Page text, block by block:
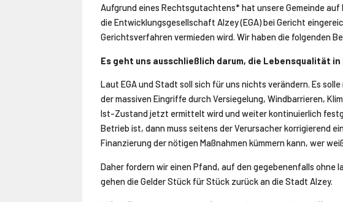
Aufgrund eines Rechtsgutachtens* hat unsere Gemeinde
die Entwicklungsgesellschaft Alzey (EGA) bei Gericht
Gerichtsverfahren vermieden wird. Wir haben die folgenden
Es geht uns ausschließlich darum, die Lebensqualität
Laut EGA und Stadt soll sich für uns nichts verändern. Es
der massiven Eingriffe durch Versiegelung, Windbarrieren,
Ist-Zustand jetzt ermittelt wird und weiter kontinuierlich
Betrieb ist, dann muss seitens der Verursacher korrigierend
Finanzierung der nötigen Maßnahmen kümmern kann, wer
Daher fordern wir einen Pfand, auf den gegebenenfalls ohne
gehen die Gelder Stück für Stück zurück an die Stadt Alzey.